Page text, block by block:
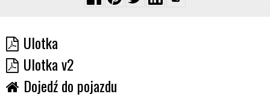
Ulotka
Ulotka v2
Dojedź do pojazdu